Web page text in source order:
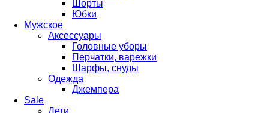
Шорты
Юбки
Мужское
Аксессуары
Головные уборы
Перчатки, варежки
Шарфы, снуды
Одежда
Джемпера
Sale
Дети